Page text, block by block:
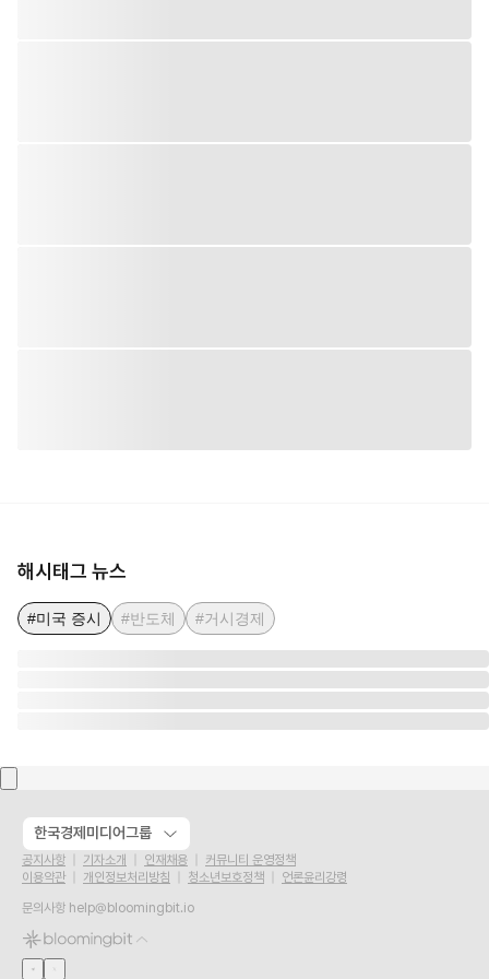
해시태그 뉴스
#미국 증시 #반도체 #거시경제
한국경제미디어그룹
공지사항 기자소개 인재채용
커뮤니티 운영정책
이용약관
개인정보처리방침 청소년보호정책
언론윤리강령
문의사항 help@bloomingbit.io